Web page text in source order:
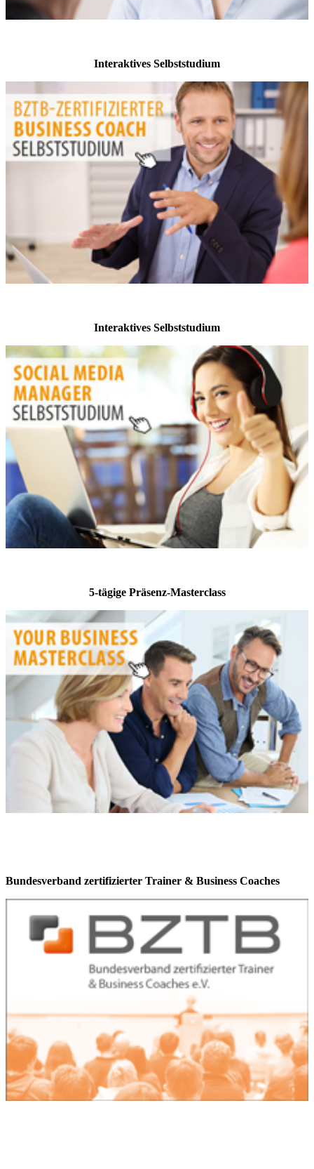
Interaktives Selbststudium
Interaktives Selbststudium
5-tägige Präsenz-Masterclass
Bundesverband zertifizierter Trainer & Business Coaches